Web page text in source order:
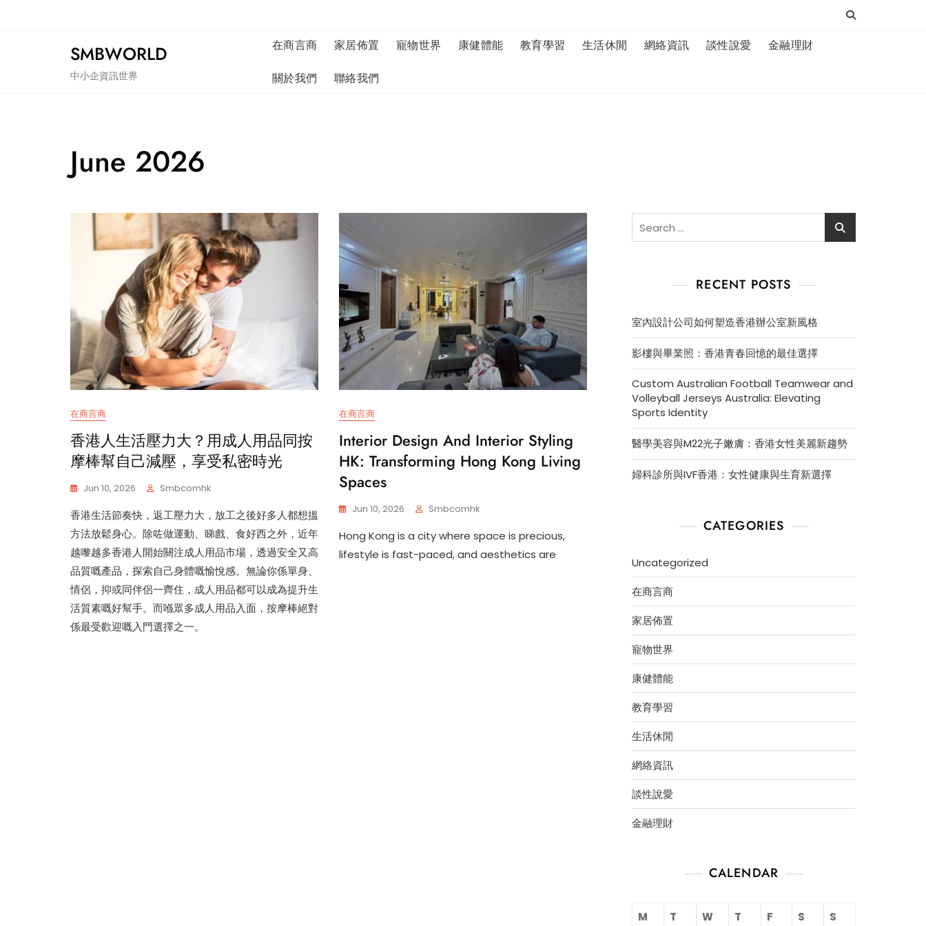
SMBWORLD
中小企資訊世界
在商言商 家居佈置 寵物世界 康健體能 教育學習 生活休閒 網絡資訊 談性說愛 金融理財
關於我們 聯絡我們
June 2026
在商言商
香港人生活壓力大？用成人用品同按
摩棒幫自己減壓，享受私密時光
Jun 10, 2026 Smbcomhk
香港生活節奏快，返工壓力大，放工之後好多人都想搵
方法放鬆身心。除咗做運動、睇戲、食好西之外，近年
越嚟越多香港人開始關注成人用品市場，透過安全又高
品質嘅產品，探索自己身體嘅愉悅感。無論你係單身、
情侶，抑或同伴侶一齊住，成人用品都可以成為提升生
活質素嘅好幫手。而喺眾多成人用品入面，按摩棒絕對
係最受歡迎嘅入門選擇之一。
在商言商
Interior Design And Interior Styling
HK: Transforming Hong Kong Living
Spaces
Jun 10, 2026 Smbcomhk
Hong Kong is a city where space is precious,
lifestyle is fast-paced, and aesthetics are
RECENT POSTS
室內設計公司如何塑造香港辦公室新風格
影樓與畢業照：香港青春回憶的最佳選擇
Custom Australian Football Teamwear and
Volleyball Jerseys Australia: Elevating
Sports Identity
醫學美容與M22光子嫩膚：香港女性美麗新趨勢
婦科診所與IVF香港：女性健康與生育新選擇
CATEGORIES
Uncategorized
在商言商
家居佈置
寵物世界
康健體能
教育學習
生活休閒
網絡資訊
談性說愛
金融理財
CALENDAR
M T W T F S S